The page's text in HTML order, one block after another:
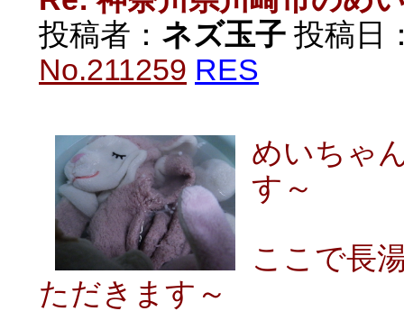
投稿者： ネズ玉子 投稿日
No.211259 RES
めいちゃ
す～
ここで長
ただきます～